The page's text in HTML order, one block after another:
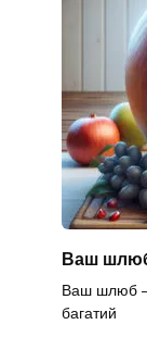
Ваш
Ваш шлюб –
багатий